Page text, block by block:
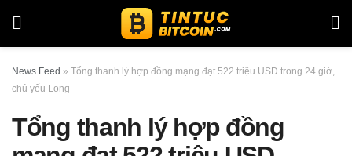
News Feed » Tổng thanh lý hợp đồng mạng đạt 522 triệu USD trong 24 giờ,
chủ yếu Long
Tổng thanh lý hợp đồng